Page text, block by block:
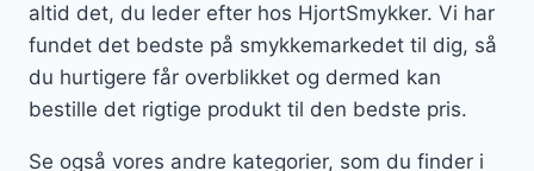
altid det, du leder efter hos HjortSmykker. Vi har
fundet det bedste på smykkemarkedet til dig, så
du hurtigere får overblikket og dermed kan
bestille det rigtige produkt til den bedste pris.
Se også vores andre kategorier, som du finder i